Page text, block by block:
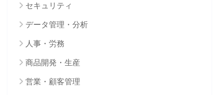
セキュリティ
データ管理・分析
人事・労務
商品開発・生産
営業・顧客管理